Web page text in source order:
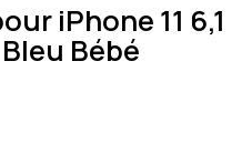
iPhone 11 6,1
Bébé